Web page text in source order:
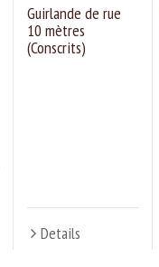
Guirlande de rue
10 mètres
(Conscrits)
Details